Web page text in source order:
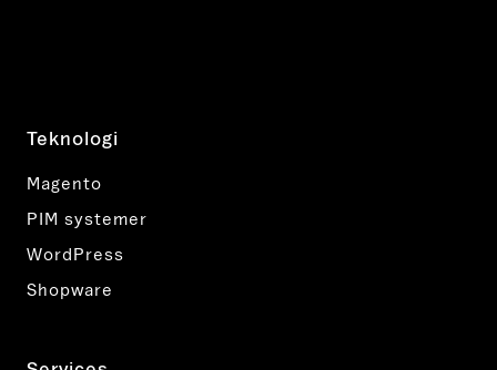
Teknologi
Magento
PIM systemer
WordPress
Shopware